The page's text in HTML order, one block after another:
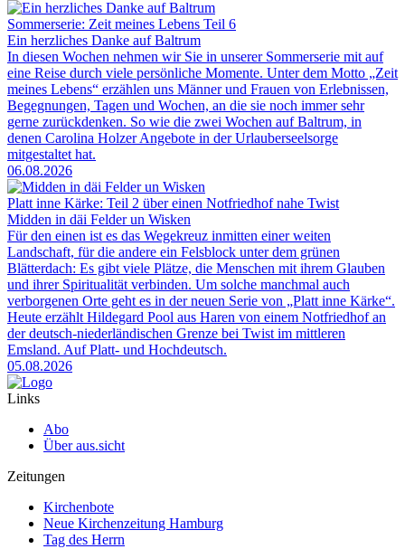
Sommerserie: Zeit meines Lebens Teil 6
Ein herzliches Danke auf Baltrum
In diesen Wochen nehmen wir Sie in unserer Sommerserie mit auf
eine Reise durch viele persönliche Momente. Unter dem Motto „Zeit
meines Lebens“ erzählen uns Männer und Frauen von Erlebnissen,
Begegnungen, Tagen und Wochen, an die sie noch immer sehr
gerne zurückdenken. So wie die zwei Wochen auf Baltrum, in
denen Carolina Holzer Angebote in der Urlauberseelsorge
mitgestaltet hat.
06.08.2026
Platt inne Kärke: Teil 2 über einen Notfriedhof nahe Twist
Midden in däi Felder un Wisken
Für den einen ist es das Wegekreuz inmitten einer weiten
Landschaft, für die andere ein Felsblock unter dem grünen
Blätterdach: Es gibt viele Plätze, die Menschen mit ihrem Glauben
und ihrer Spiritualität verbinden. Um solche manchmal auch
verborgenen Orte geht es in der neuen Serie von „Platt inne Kärke“.
Heute erzählt Hildegard Pool aus Haren von einem Notfriedhof an
der deutsch-niederländischen Grenze bei Twist im mittleren
Emsland. Auf Platt- und Hochdeutsch.
05.08.2026
Links
Abo
Über aus.sicht
Zeitungen
Kirchenbote
Neue Kirchenzeitung Hamburg
Tag des Herrn